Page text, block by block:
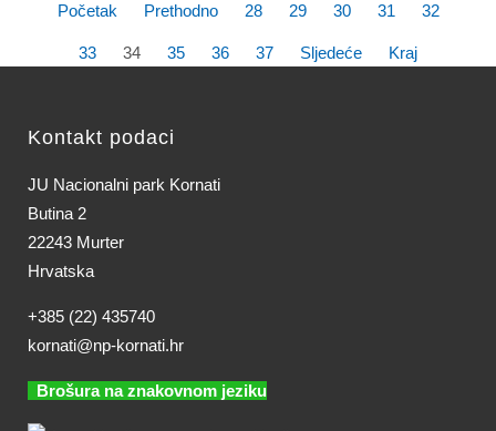
Početak Prethodno 28 29 30 31 32
33 34 35 36 37 Sljedeće Kraj
Kontakt podaci
JU Nacionalni park Kornati
Butina 2
22243 Murter
Hrvatska
+385 (22) 435740
kornati@np-kornati.hr
Brošura na znakovnom jeziku